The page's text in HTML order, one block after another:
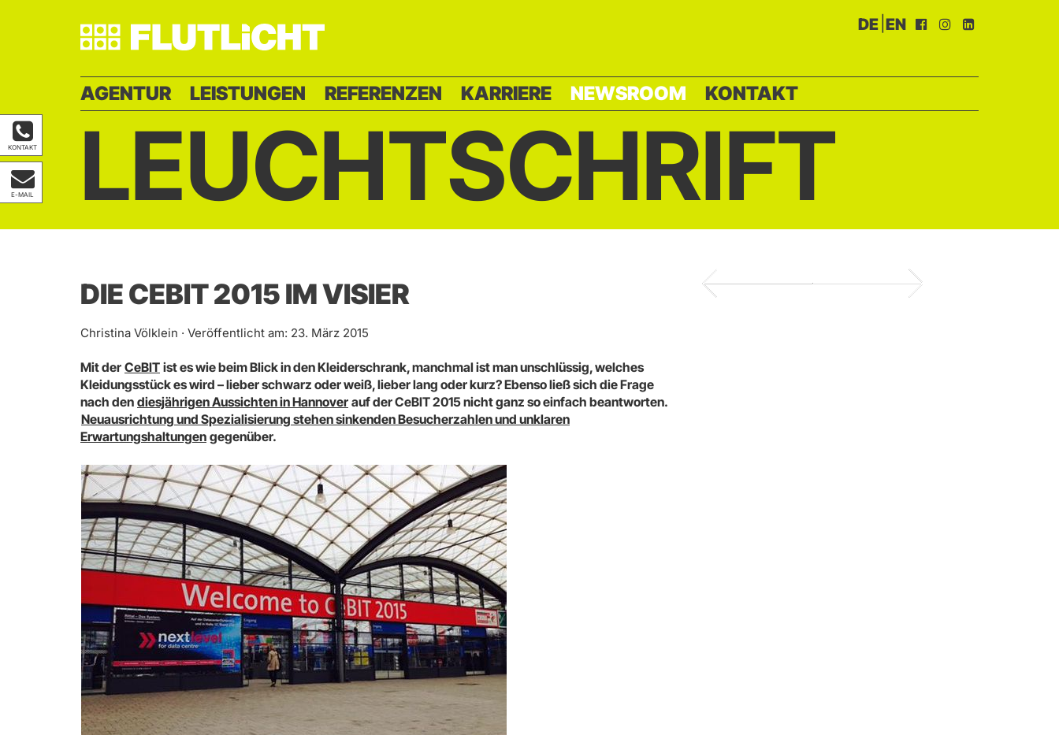
DE EN
AGENTUR LEISTUNGEN REFERENZEN KARRIERE NEWSROOM KONTAKT
KONTAKT
E-MAIL LEUCHTSCHRIFT
DIE CEBIT 2015 IM VISIER
Christina Völklein · Veröffentlicht am: 23. März 2015
Mit der CeBIT ist es wie beim Blick in den Kleiderschrank, manchmal ist man unschlüssig, welches
Kleidungsstück es wird – lieber schwarz oder weiß, lieber lang oder kurz? Ebenso ließ sich die Frage
nach den diesjährigen Aussichten in Hannover auf der CeBIT 2015 nicht ganz so einfach beantworten.
Neuausrichtung und Spezialisierung stehen sinkenden Besucherzahlen und unklaren
Erwartungshaltungen gegenüber.